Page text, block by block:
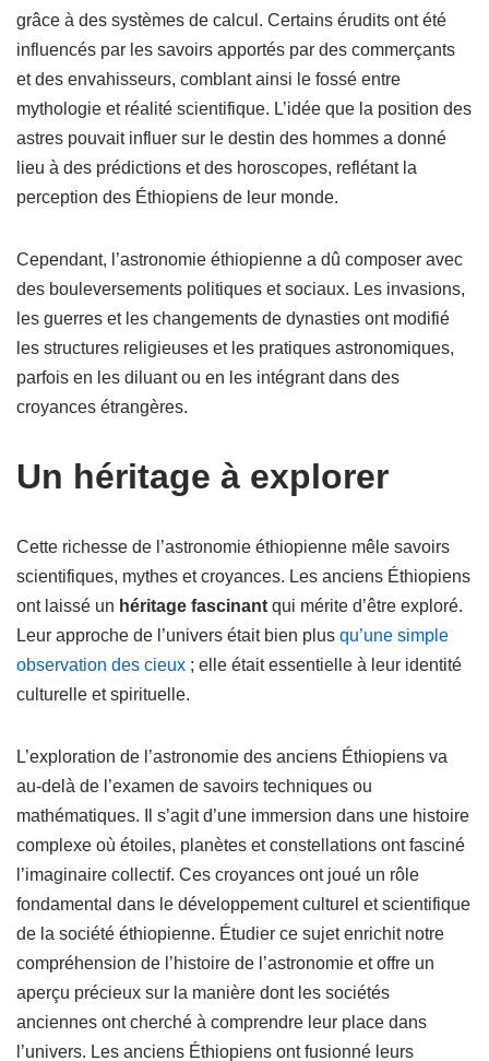
grâce à des systèmes de calcul. Certains érudits ont été
influencés par les savoirs apportés par des commerçants
et des envahisseurs, comblant ainsi le fossé entre
mythologie et réalité scientifique. L’idée que la position des
astres pouvait influer sur le destin des hommes a donné
lieu à des prédictions et des horoscopes, reflétant la
perception des Éthiopiens de leur monde.
Cependant, l’astronomie éthiopienne a dû composer avec
des bouleversements politiques et sociaux. Les invasions,
les guerres et les changements de dynasties ont modifié
les structures religieuses et les pratiques astronomiques,
parfois en les diluant ou en les intégrant dans des
croyances étrangères.
Un héritage à explorer
Cette richesse de l’astronomie éthiopienne mêle savoirs
scientifiques, mythes et croyances. Les anciens Éthiopiens
ont laissé un héritage fascinant qui mérite d’être exploré.
Leur approche de l’univers était bien plus qu’une simple
observation des cieux ; elle était essentielle à leur identité
culturelle et spirituelle.
L’exploration de l’astronomie des anciens Éthiopiens va
au-delà de l’examen de savoirs techniques ou
mathématiques. Il s’agit d’une immersion dans une histoire
complexe où étoiles, planètes et constellations ont fasciné
l’imaginaire collectif. Ces croyances ont joué un rôle
fondamental dans le développement culturel et scientifique
de la société éthiopienne. Étudier ce sujet enrichit notre
compréhension de l’histoire de l’astronomie et offre un
aperçu précieux sur la manière dont les sociétés
anciennes ont cherché à comprendre leur place dans
l’univers. Les anciens Éthiopiens ont fusionné leurs